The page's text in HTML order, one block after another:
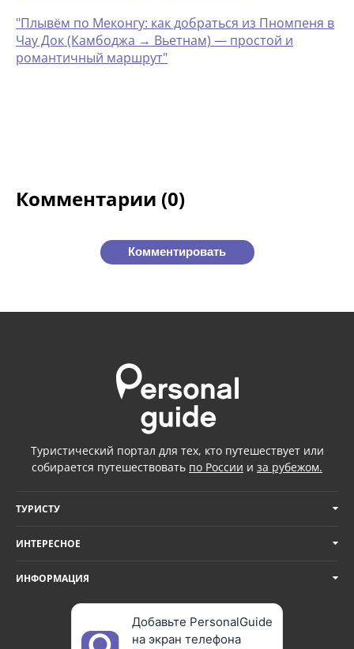
"Плывём по Меконгу: как добраться из Пномпеня в
Чау Док (Камбоджа → Вьетнам) — простой и
романтичный маршрут"
Комментарии (0)
Комментировать
Туристический портал для тех, кто путешествует или
собирается путешествовать по России и за рубежом.
ТУРИСТУ
ИНТЕРЕСНОЕ
ИНФОРМАЦИЯ
Добавьте PersonalGuide
на экран телефона